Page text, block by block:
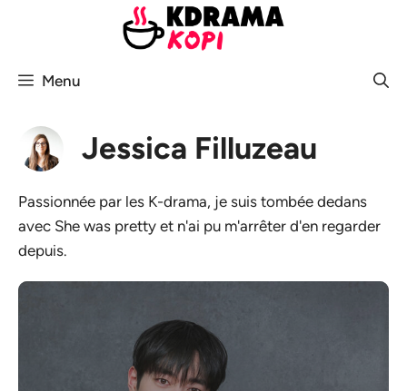
Menu
Jessica Filluzeau
Passionnée par les K-drama, je suis tombée dedans
avec She was pretty et n'ai pu m'arrêter d'en regarder
depuis.